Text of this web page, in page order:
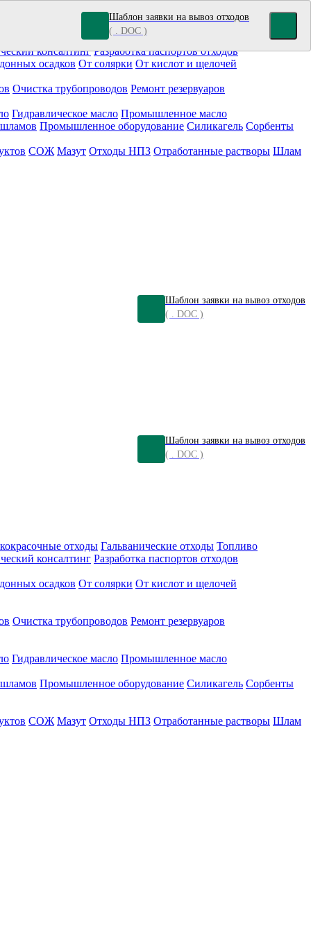
Шаблон заявки на вывоз отходов
( . DOC )
отходы Гальванические отходы
консалтинг Разработка паспортов отходов
осадков От солярки От кислот и щелочей
Очистка трубопроводов Ремонт резервуаров
Гидравлическое масло Промышленное масло
Промышленное оборудование Силикагель Сорбенты
СОЖ Мазут Отходы НПЗ Отработанные растворы Шлам
Шаблон заявки на вывоз отходов
( . DOC )
Шаблон заявки на вывоз отходов
( . DOC )
отходы Гальванические отходы Топливо
консалтинг Разработка паспортов отходов
осадков От солярки От кислот и щелочей
Очистка трубопроводов Ремонт резервуаров
Гидравлическое масло Промышленное масло
Промышленное оборудование Силикагель Сорбенты
СОЖ Мазут Отходы НПЗ Отработанные растворы Шлам